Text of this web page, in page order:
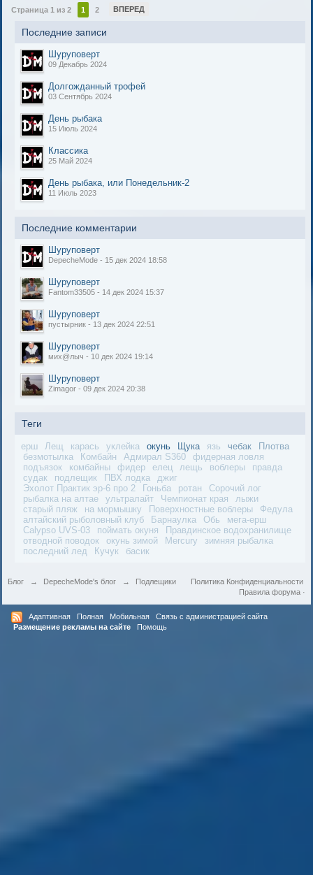
Страница 1 из 2 1 2 ВПЕРЕД
Последние записи
Шуруповерт
09 Декабрь 2024
Долгожданный трофей
03 Сентябрь 2024
День рыбака
15 Июль 2024
Классика
25 Май 2024
День рыбака, или Понедельник-2
11 Июль 2023
Последние комментарии
Шуруповерт
DepecheMode - 15 дек 2024 18:58
Шуруповерт
Fantom33505 - 14 дек 2024 15:37
Шуруповерт
пустырник - 13 дек 2024 22:51
Шуруповерт
мих@лыч - 10 дек 2024 19:14
Шуруповерт
Zimagor - 09 дек 2024 20:38
Теги
ерш Лещ карась уклейка окунь Щука язь чебак
Плотва
безмотылка
Комбайн Адмирал S360
фидерная ловля
подъязок
комбайны фидер елец лещь воблеры
правда
судак
подлещик ПВХ лодка
джиг
Эхолот Практик эр-6 про 2
Гоньба ротан
Сорочий лог
рыбалка на алтае
ультралайт Чемпионат края
лыжи
старый пляж
на мормышку Поверхностные воблеры
Федула
алтайский рыболовный клуб
Барнаулка Обь
мега-ерш
Calypso UVS-03
поймать окуня
Правдинское водохранилище
отводной поводок
окунь зимой Mercury
зимняя рыбалка
последний лед
Кучук басик
Блог → DepecheMode's блог → Подлещики
Политика Конфиденциальности
Правила форума·
Адаптивная Полная Мобильная
Связь с администрацией сайта
Размещение рекламы на сайте
Помощь